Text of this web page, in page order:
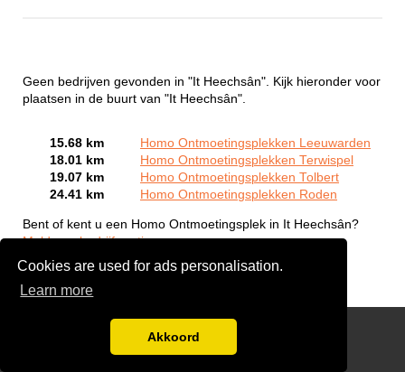
Cookies are used for ads personalisation.
Learn more
Akkoord
Geen bedrijven gevonden in "It Heechsân". Kijk hieronder voor
plaatsen in de buurt van "It Heechsân".
15.68 km
Homo Ontmoetingsplekken Leeuwarden
18.01 km
Homo Ontmoetingsplekken Terwispel
19.07 km
Homo Ontmoetingsplekken Tolbert
24.41 km
Homo Ontmoetingsplekken Roden
Bent of kent u een Homo Ontmoetingsplek in It Heechsân?
Meld een bedrijf gratis aan